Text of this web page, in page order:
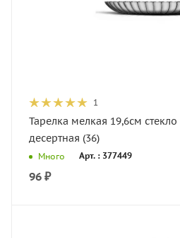
1
Тарелка мелкая 19,6см
десертная (36)
Много Арт. : 377449
96 ₽